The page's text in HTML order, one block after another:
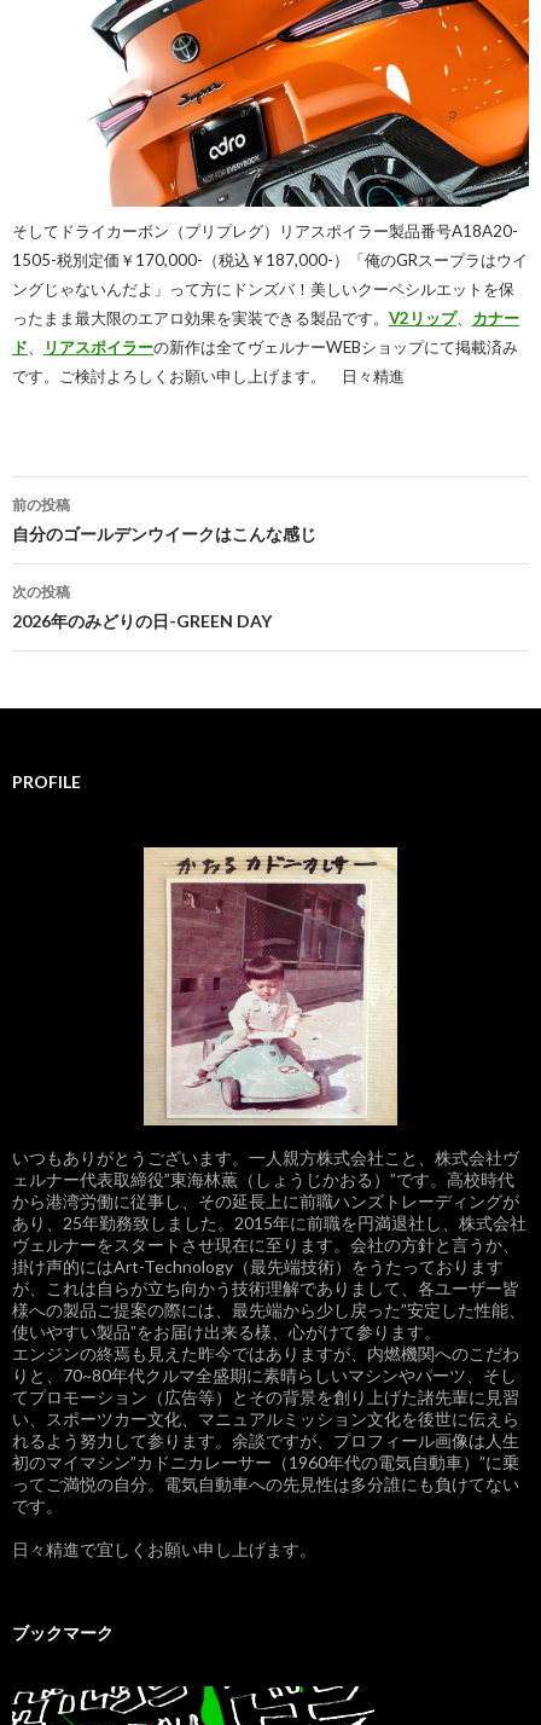
そしてドライカーボン（プリプレグ）リアスポイラー製品番号A18A20-
1505-税別定価￥170,000-（税込￥187,000-）「俺のGRスープラはウイ
ングじゃないんだよ」って方にドンズバ！美しいクーペシルエットを保
ったまま最大限のエアロ効果を実装できる製品です。 V2リップ、 カナー
ド
リアスポイラーの新作は全てヴェルナーWEBショップにて掲載済み
です。ご検討よろしくお願い申し上げます。 日々精進
投
稿
ナ
ゲ
シ
前の投稿
自分のゴールデンウイークはこんな感じ
次の投稿
2026年のみどりの日-GREEN DAY
PROFILE
いつもありがとうございます。一人親方株式会社こと、株式会社ヴ
ェルナー代表取締役”東海林薫（しょうじかおる）”です。高校時代
から港湾労働に従事し、その延長上に前職ハンズトレーディングが
あり、25年勤務致しました。2015年に前職を円満退社し、株式会社
ヴェルナーをスタートさせ現在に至ります。会社の方針と言うか、
掛け声的にはArt-Technology（最先端技術）をうたっております
が、これは自らが立ち向かう技術理解でありまして、各ユーザー皆
様への製品ご提案の際には、最先端から少し戻った”安定した性能、
使いやすい製品”をお届け出来る様、心がけて参ります。
エンジンの終焉も見えた昨今ではありますが、内燃機関へのこだわ
りと、70~80年代クルマ全盛期に素晴らしいマシンやパーツ、そし
てプロモーション（広告等）とその背景を創り上げた諸先輩に見習
い、スポーツカー文化、マニュアルミッション文化を後世に伝えら
れるよう努力して参ります。余談ですが、プロフィール画像は人生
初のマイマシン”カドニカレーサー（1960年代の電気自動車）”に乗
ってご満悦の自分。電気自動車への先見性は多分誰にも負けてない
です。
日々精進で宜しくお願い申し上げます。
ブックマーク